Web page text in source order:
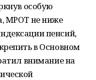
особую
МРОТ не ниже
пенсий,
в Основном
внимание на